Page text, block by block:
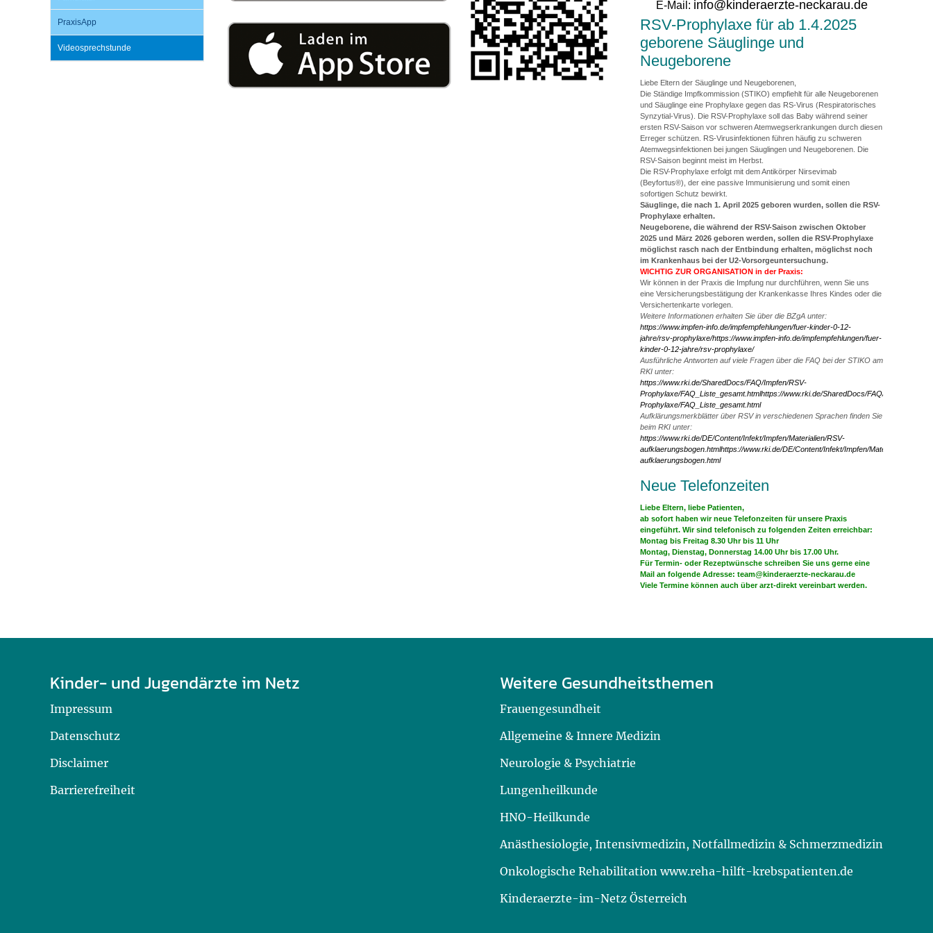
U0-Vorsorge
PraxisApp
Videosprechstunde
E-Mail: info@kinderaerzte-neckarau.de
RSV-Prophylaxe für ab 1.4.2025
geborene Säuglinge und
Neugeborene
Liebe Eltern der Säuglinge und Neugeborenen,
Die Ständige Impfkommission (STIKO) empfiehlt für alle Neugeborenen
und Säuglinge eine Prophylaxe gegen das RS-Virus (Respiratorisches
Synzytial-Virus). Die RSV-Prophylaxe soll das Baby während seiner
ersten RSV-Saison vor schweren Atemwegserkrankungen durch diesen
Erreger schützen. RS-Virusinfektionen führen häufig zu schweren
Atemwegsinfektionen bei jungen Säuglingen und Neugeborenen. Die
RSV-Saison beginnt meist im Herbst.
Die RSV-Prophylaxe erfolgt mit dem Antikörper Nirsevimab
(Beyfortus®), der eine passive Immunisierung und somit einen
sofortigen Schutz bewirkt.
Säuglinge, die nach 1. April 2025 geboren wurden, sollen die RSV-
Prophylaxe erhalten.
Neugeborene, die während der RSV-Saison zwischen Oktober
2025 und März 2026 geboren werden, sollen die RSV-Prophylaxe
möglichst rasch nach der Entbindung erhalten, möglichst noch
im Krankenhaus bei der U2-Vorsorgeuntersuchung.
WICHTIG ZUR ORGANISATION in der Praxis:
Wir können in der Praxis die Impfung nur durchführen, wenn Sie uns
eine Versicherungsbestätigung der Krankenkasse Ihres Kindes oder die
Versichertenkarte vorlegen.
Weitere Informationen erhalten Sie über die BZgA unter:
https://www.impfen-info.de/impfempfehlungen/fuer-kinder-0-12-
jahre/rsv-prophylaxe/https://www.impfen-info.de/impfempfehlungen/fuer-
kinder-0-12-jahre/rsv-prophylaxe/
Ausführliche Antworten auf viele Fragen über die FAQ bei der STIKO am
RKI unter:
https://www.rki.de/SharedDocs/FAQ/Impfen/RSV-
Prophylaxe/FAQ_Liste_gesamt.htmlhttps://www.rki.de/SharedDocs/FAQ/Impfen/RSV-
Prophylaxe/FAQ_Liste_gesamt.html
Aufklärungsmerkblätter über RSV in verschiedenen Sprachen finden Sie
beim RKI unter:
https://www.rki.de/DE/Content/Infekt/Impfen/Materialien/RSV-
aufklaerungsbogen.htmlhttps://www.rki.de/DE/Content/Infekt/Impfen/Materialien/RSV-
aufklaerungsbogen.html
Neue Telefonzeiten
Liebe Eltern, liebe Patienten,
ab sofort haben wir neue Telefonzeiten für unsere Praxis
eingeführt. Wir sind telefonisch zu folgenden Zeiten erreichbar:
Montag bis Freitag 8.30 Uhr bis 11 Uhr
Montag, Dienstag, Donnerstag 14.00 Uhr bis 17.00 Uhr.
Für Termin- oder Rezeptwünsche schreiben Sie uns gerne eine
Mail an folgende Adresse: team@kinderaerzte-neckarau.de
Viele Termine können auch über arzt-direkt vereinbart werden.
Kinder- und Jugendärzte im Netz
Impressum
Datenschutz
Disclaimer
Barrierefreiheit
Weitere Gesundheitsthemen
Frauengesundheit
Allgemeine & Innere Medizin
Neurologie & Psychiatrie
Lungenheilkunde
HNO-Heilkunde
Anästhesiologie, Intensivmedizin, Notfallmedizin & Schmerzmedizin
Onkologische Rehabilitation www.reha-hilft-krebspatienten.de
Kinderaerzte-im-Netz Österreich